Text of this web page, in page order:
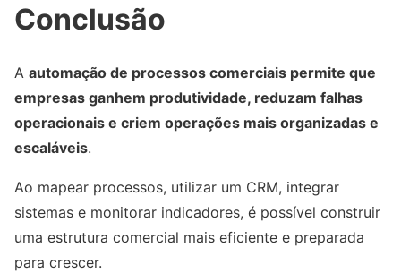
Conclusão
A automação de processos comerciais permite que
empresas ganhem produtividade, reduzam falhas
operacionais e criem operações mais organizadas e
escaláveis.
Ao mapear processos, utilizar um CRM, integrar
sistemas e monitorar indicadores, é possível construir
uma estrutura comercial mais eficiente e preparada
para crescer.